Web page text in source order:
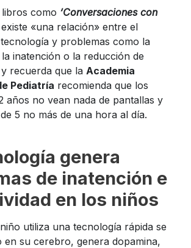
como ‘Conversaciones con
«una relación» entre el
y problemas como la
inatención o la reducción de
recuerda que la Academia
Pediatría recomienda que los
años no vean nada de pantallas y
5 no más de una hora al día.
genera
de inatención e
en los niños
utiliza una tecnología rápida se
en su cerebro, genera dopamina,